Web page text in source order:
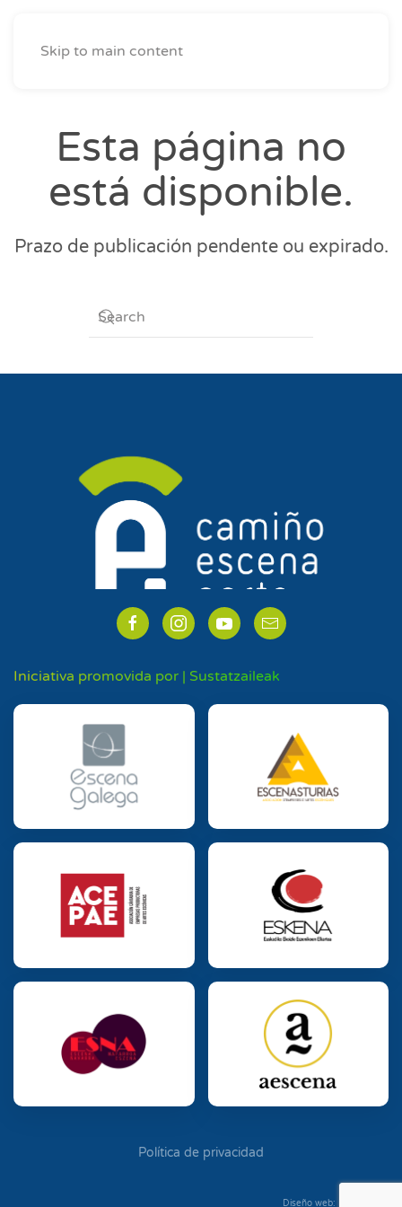
Skip to main content
Esta página no
está disponible.
Prazo de publicación pendente ou expirado.
Iniciativa promovida por | Sustatzaileak
Política de privacidad
Diseño web: Diego Seixo